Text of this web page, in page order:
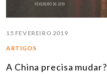
15 FEVEREIRO 2019
ARTIGOS
A China precisa mudar?